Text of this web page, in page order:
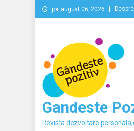
Skip
to
joi, august 06, 2026
Gandeste
Revista dezvoltare